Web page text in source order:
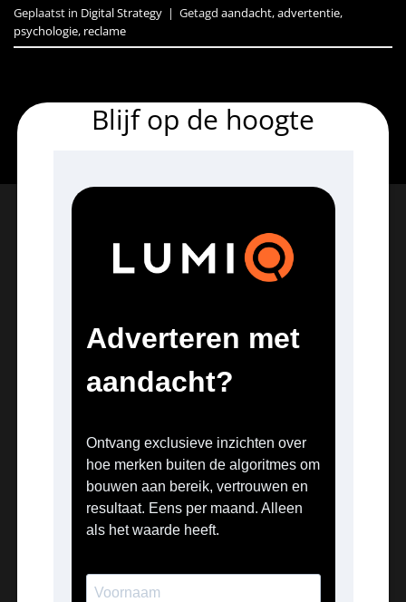
Geplaatst in Digital Strategy | Getagd aandacht,advertentie,
psychologie, reclame
Blijf op de hoogte